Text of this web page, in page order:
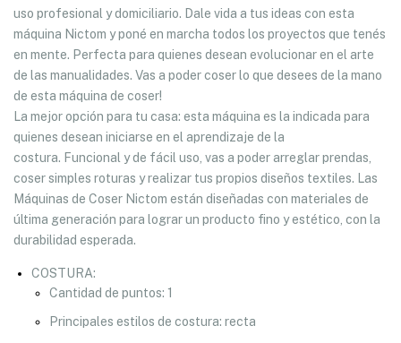
uso profesional y domiciliario. Dale vida a tus ideas con esta
máquina Nictom y poné en marcha todos los proyectos que tenés
en mente. Perfecta para quienes desean evolucionar en el arte
de las manualidades. Vas a poder coser lo que desees de la mano
de esta máquina de coser!
La mejor opción para tu casa: esta máquina es la indicada para
quienes desean iniciarse en el aprendizaje de la
costura. Funcional y de fácil uso, vas a poder arreglar prendas,
coser simples roturas y realizar tus propios diseños textiles. Las
Máquinas de Coser Nictom están diseñadas con materiales de
última generación para lograr un producto fino y estético, con la
durabilidad esperada.
COSTURA:
Cantidad de puntos: 1
Principales estilos de costura: recta